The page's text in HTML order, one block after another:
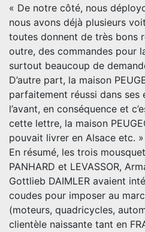
« De notre côté, nous
nous avons déjà plusieurs
toutes donnent de très bons
outre, des commandes pour
surtout beaucoup de
D’autre part, la maison
parfaitement réussi dans ses
l’avant, en conséquence et
cette lettre, la maison
pouvait livrer en Alsace etc. »
En résumé, les trois
PANHARD et LEVASSOR,
Gottlieb DAIMLER avaient
coudes pour imposer au
(moteurs, quadricycles,
clientèle naissante tant en